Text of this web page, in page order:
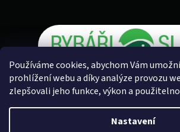
Používáme cookies, abychom Vám
prohlížení webu a díky analýze provozu
zlepšovali jeho funkce, výkon a
Nastavení